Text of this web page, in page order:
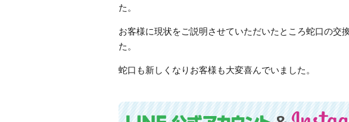
た。
お客様に現状をご説明させていただいたところ蛇口の交
た。
蛇口も新しくなりお客様も大変喜んでいました。